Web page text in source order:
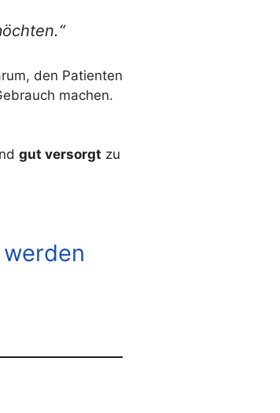
den Patienten
machen.
gut versorgt zu